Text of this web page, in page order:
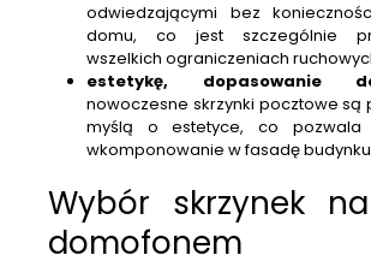
odwiedzającymi bez
domu, co jest szczególnie
wszelkich ograniczeniach
estetykę, dopasowanie
nowoczesne skrzynki pocztowe są
myślą o estetyce, co pozwala
wkomponowanie w fasadę
Wybór skrzynek
domofonem